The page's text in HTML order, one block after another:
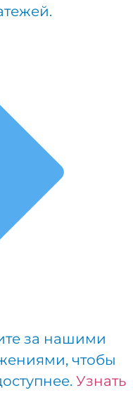
за нашими
чтобы
Узнать